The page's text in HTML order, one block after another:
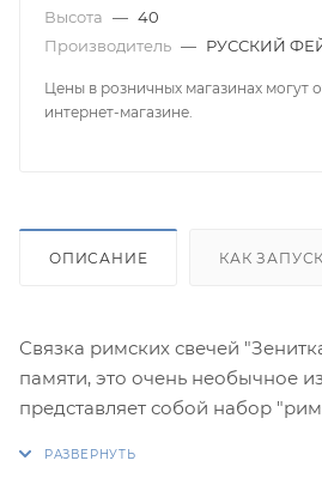
Высота — 40
Производитель — РУССКИЙ
Цены в розничных магазинах могут
интернет-магазине.
ОПИСАНИЕ КАК
Связка римских свечей
памяти, это очень необычное
представляет собой набор